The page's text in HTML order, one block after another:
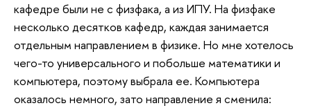
кафедре были не с физфака, а из ИПУ. На физфаке
несколько десятков кафедр, каждая занимается
отдельным направлением в физике. Но мне хотелось
чего-то универсального и побольше математики и
компьютера, поэтому выбрала ее. Компьютера
оказалось немного, зато направление я сменила: